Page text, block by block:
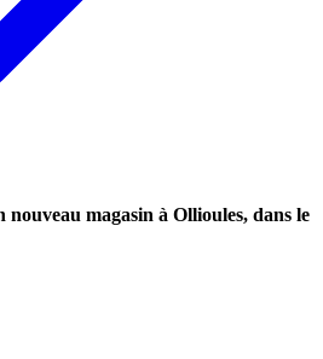
magasin à Ollioules, dans le